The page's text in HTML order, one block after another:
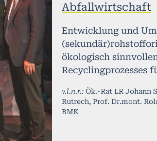
Abfallwirtschaft
Entwicklung und
ökologisch
Recyclingprozesses
v.l.n.r.: Ök.-Rat LR Johann
Rutrech, Prof. Dr.mont.
BMK